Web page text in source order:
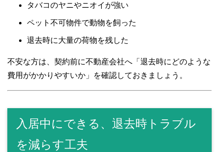
タバコのヤニやニオイが強い
ペット不可物件で動物を飼った
退去時に大量の荷物を残した
不安な方は、契約前に不動産会社へ「退去時にどのような
費用がかかりやすいか」を確認しておきましょう。
入居中にできる、退去時トラブル
を減らす工夫